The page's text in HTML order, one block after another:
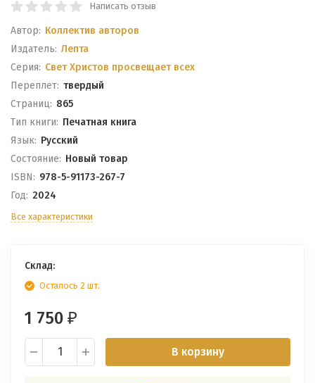
Написать отзыв
Автор: Коллектив авторов
Издатель: Лепта
Серия: Свет Христов просвещает всех
Переплет: твердый
Cтраниц: 865
Тип книги: Печатная книга
Язык: Русский
Состояние: Новый товар
ISBN: 978-5-91173-267-7
Год: 2024
Все характеристики
Склад:
Осталось 2 шт.
1 750 ₽
В корзину